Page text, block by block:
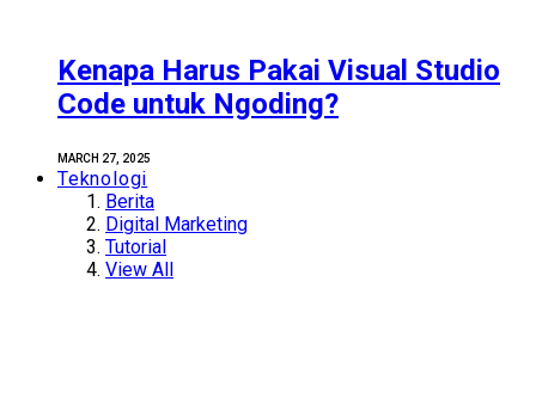
Kenapa Harus Pakai Visual Studio
Code untuk Ngoding?
MARCH 27, 2025
Teknologi
Berita
Digital Marketing
Tutorial
View All